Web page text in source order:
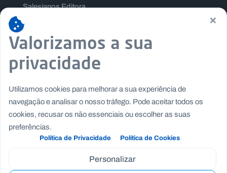
Salesianos Editora
Família Salesiana
Missão Dom Bosco
Jogos Nacionais Salesianos
×
Valorizamos a sua
privacidade
Utilizamos cookies para melhorar a sua experiência de
navegação e analisar o nosso tráfego. Pode aceitar todos os
cookies, recusar os não essenciais ou escolher as suas
preferências.
Política de Privacidade Política de Cookies
Personalizar